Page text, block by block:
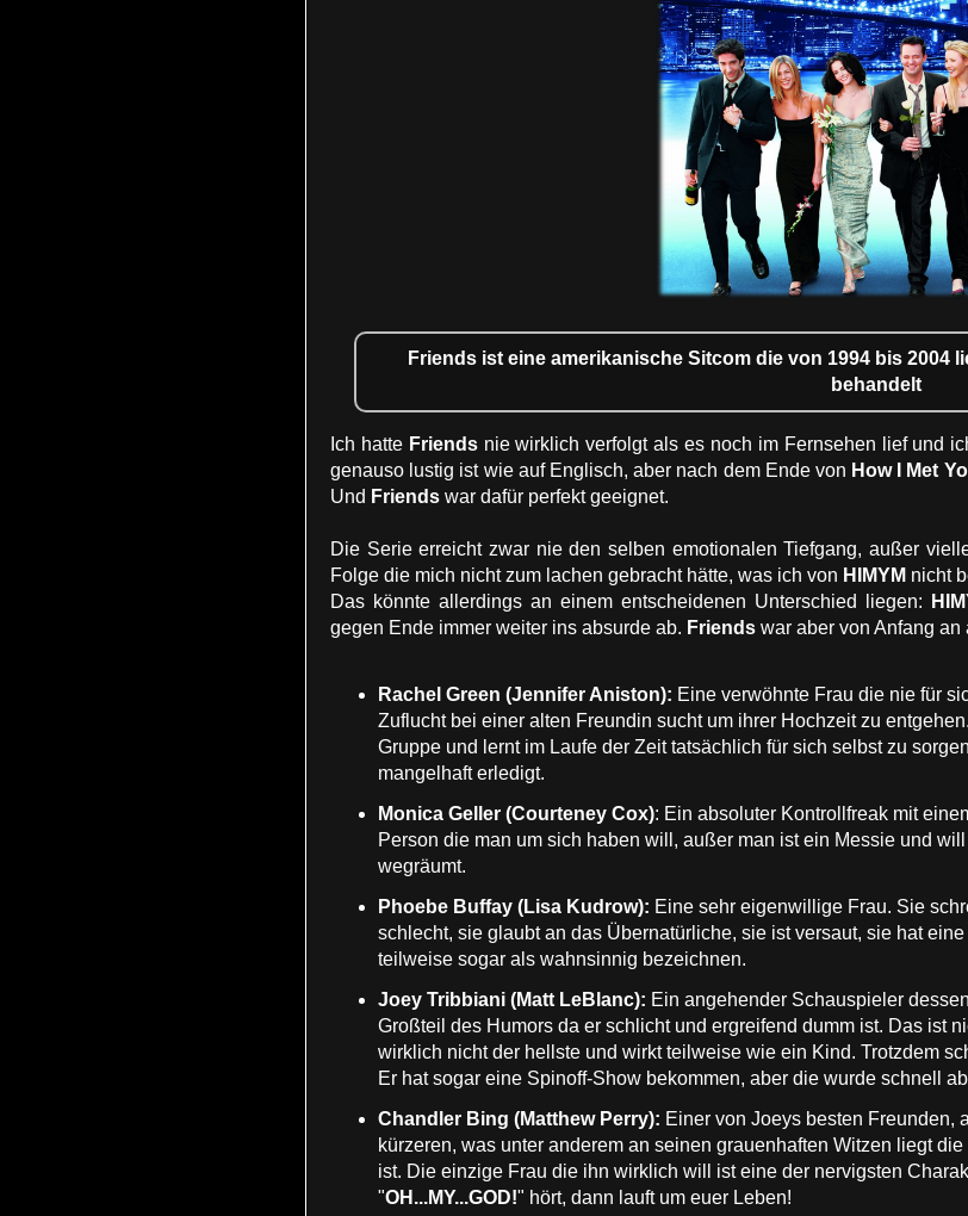
Friends ist eine amerikanische Sitcom die von 1994 bis 2004
behandelt
Ich hatte Friendsnie wirklich verfolgt als es noch im Fernsehen lief und
genauso lustig ist wie auf Englisch, aber nach dem Ende von How I Met
Und Friends war dafür perfekt geeignet.
Die Serie erreicht zwar nie den selben emotionalen Tiefgang, außer
Folge die mich nicht zum lachen gebracht hätte, was ich von HIMYM nicht
Das könnte allerdings an einem entscheidenen Unterschied liegen:
gegen Ende immer weiter ins absurde ab. Friends war aber von Anfang
Rachel Green (Jennifer Aniston): Eine verwöhnte Frau die nie für
Zuflucht bei einer alten Freundin sucht um ihrer Hochzeit zu
Gruppe und lernt im Laufe der Zeit tatsächlich für sich selbst zu
mangelhaft erledigt.
Monica Geller (Courteney Cox): Ein absoluter Kontrollfreak mit
Person die man um sich haben will, außer man ist ein Messie und
wegräumt.
Phoebe Buffay (Lisa Kudrow): Eine sehr eigenwillige Frau. Sie
schlecht, sie glaubt an das Übernatürliche, sie ist versaut, sie hat
teilweise sogar als wahnsinnig bezeichnen.
Joey Tribbiani (Matt LeBlanc): Ein angehender Schauspieler
Großteil des Humors da er schlicht und ergreifend dumm ist. Das ist
wirklich nicht der hellste und wirkt teilweise wie ein Kind. Trotzdem
Er hat sogar eine Spinoff-Show bekommen, aber die wurde schnell
Chandler Bing (Matthew Perry): Einer von Joeys besten Freunden,
kürzeren, was unter anderem an seinen grauenhaften Witzen liegt
ist. Die einzige Frau die ihn wirklich will ist eine der nervigsten
"OH...MY...GOD!" hört, dann lauft um euer Leben!